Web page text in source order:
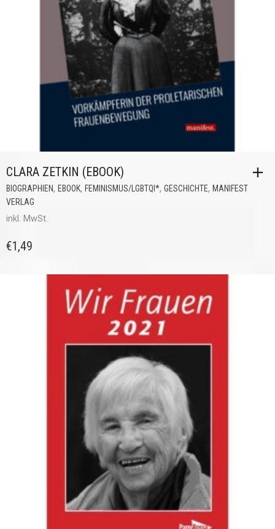
CLARA ZETKIN (EBOOK)
BIOGRAPHIEN, EBOOK, FEMINISMUS/LGBTQI*, GESCHICHTE, MANIFEST
VERLAG
inkl. MwSt.
€1,49